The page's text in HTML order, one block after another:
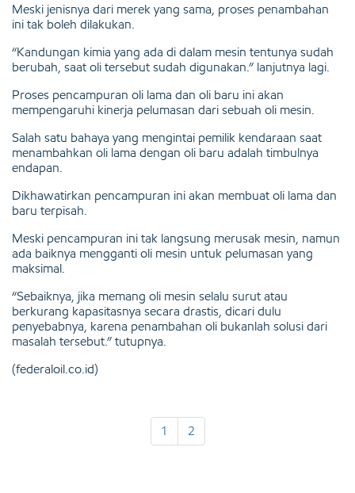
Meski jenisnya dari merek yang sama, proses penambahan
ini tak boleh dilakukan.
“Kandungan kimia yang ada di dalam mesin tentunya sudah
berubah, saat oli tersebut sudah digunakan.” lanjutnya lagi.
Proses pencampuran oli lama dan oli baru ini akan
mempengaruhi kinerja pelumasan dari sebuah oli mesin.
Salah satu bahaya yang mengintai pemilik kendaraan saat
menambahkan oli lama dengan oli baru adalah timbulnya
endapan.
Dikhawatirkan pencampuran ini akan membuat oli lama dan
baru terpisah.
Meski pencampuran ini tak langsung merusak mesin, namun
ada baiknya mengganti oli mesin untuk pelumasan yang
maksimal.
“Sebaiknya, jika memang oli mesin selalu surut atau
berkurang kapasitasnya secara drastis, dicari dulu
penyebabnya, karena penambahan oli bukanlah solusi dari
masalah tersebut.” tutupnya.
(federaloil.co.id)
1 2